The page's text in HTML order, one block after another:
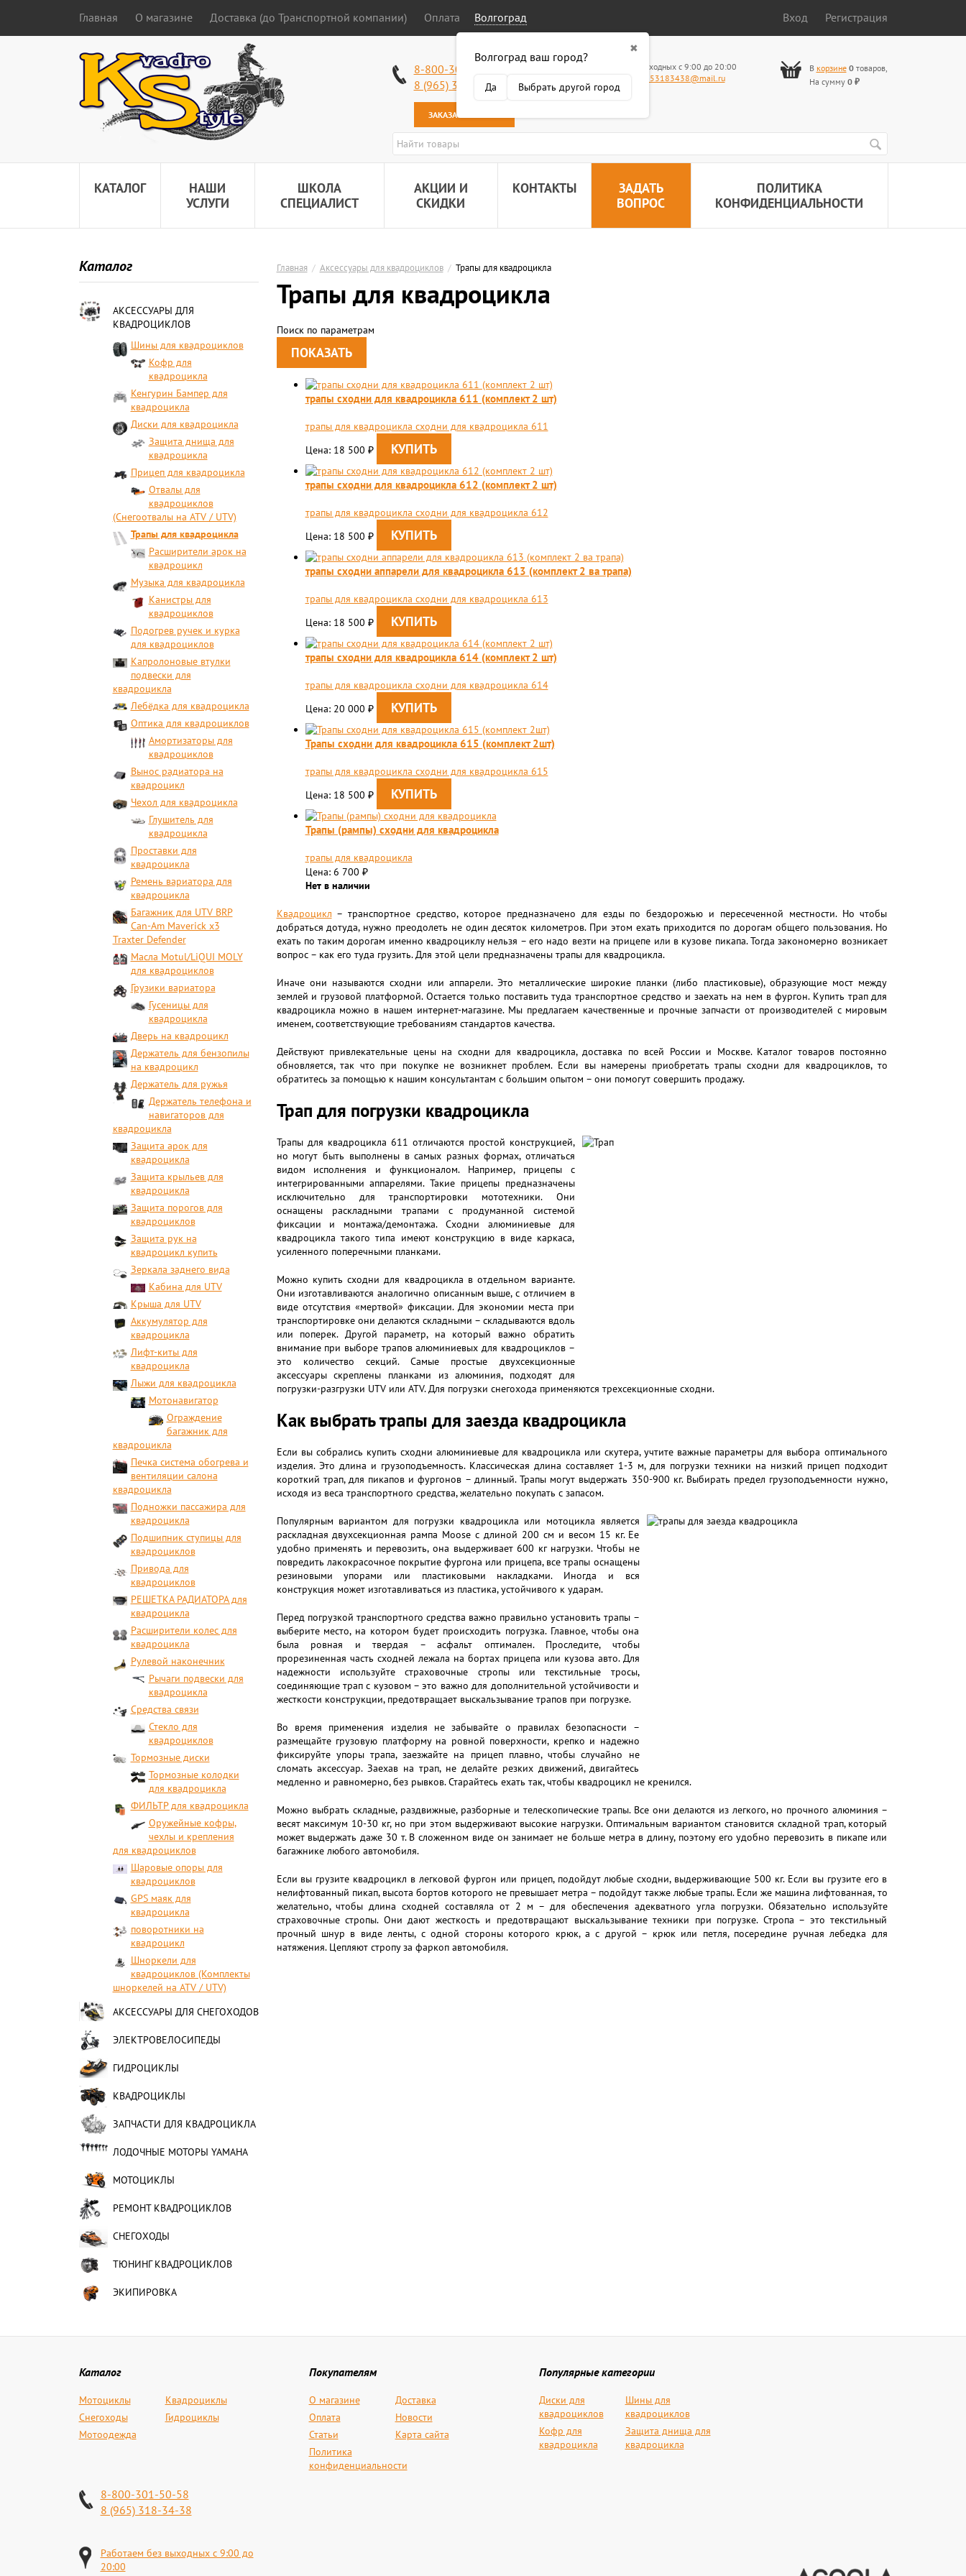
Главная О магазине Доставка (до Транспортной компании) Оплата Волгоград
✖
Волгоград ваш город?
Да Выбрать другой город
Вход Регистрация
8-800-301-50-58
8 (965) 318-34-38
ЗАКАЗАТЬ ЗВОНОК
Работаем без выходных с 9:00 до 20:00
89653183438@mail.ru
В корзине 0товаров,
На сумму 0 ₽
КАТАЛОГ
НАШИ
УСЛУГИ
ШКОЛА
СПЕЦИАЛИСТ
АКЦИИ И
СКИДКИ
КОНТАКТЫ
ЗАДАТЬ
ВОПРОС
ПОЛИТИКА
КОНФИДЕНЦИАЛЬНОСТИ
Каталог
АКСЕССУАРЫ ДЛЯ
КВАДРОЦИКЛОВ
Шины для квадроциклов
Кофр для
квадроцикла
Кенгурин Бампер для
квадроцикла
Диски для квадроцикла
Защита днища для
квадроцикла
Прицеп для квадроцикла
Отвалы для
квадроциклов
(Снегоотвалы на ATV / UTV)
Трапы для квадроцикла
Расширители арок на
квадроцикл
Музыка для квадроцикла
Канистры для
квадроциклов
Подогрев ручек и курка
для квадроциклов
Капролоновые втулки
подвески для
квадроцикла
Лебёдка для квадроцикла
Оптика для квадроциклов
Амортизаторы для
квадроциклов
Вынос радиатора на
квадроцикл
Чехол для квадроцикла
Глушитель для
квадроцикла
Проставки для
квадроцикла
Ремень вариатора для
квадроцикла
Багажник для UTV BRP
Can-Am Maverick x3
Traxter Defender
Масла Motul/LiQUI MOLY
для квадроциклов
Грузики вариатора
Гусеницы для
квадроцикла
Дверь на квадроцикл
Держатель для бензопилы
на квадроцикл
Держатель для ружья
Держатель телефона и
навигаторов для
квадроцикла
Защита арок для
квадроцикла
Защита крыльев для
квадроцикла
Защита порогов для
квадроциклов
Защита рук на
квадроцикл купить
Зеркала заднего вида
Кабина для UTV
Крыша для UTV
Аккумулятор для
квадроцикла
Лифт-киты для
квадроцикла
Лыжи для квадроцикла
Мотонавигатор
Ограждение
багажник для
квадроцикла
Печка система обогрева и
вентиляции салона
квадроцикла
Подножки пассажира для
квадроцикла
Подшипник ступицы для
квадроциклов
Привода для
квадроциклов
РЕШЕТКА РАДИАТОРА для
квадроцикла
Расширители колес для
квадроцикла
Рулевой наконечник
Рычаги подвески для
квадроцикла
Средства связи
Стекло для
квадроциклов
Тормозные диски
Тормозные колодки
для квадроцикла
ФИЛЬТР для квадроцикла
Оружейные кофры,
чехлы и крепления
для квадроциклов
Шаровые опоры для
квадроциклов
GPS маяк для
квадроцикла
поворотники на
квадроцикл
Шноркели для
квадроциклов (Комплекты
шноркелей на ATV / UTV)
АКСЕССУАРЫ ДЛЯ СНЕГОХОДОВ
ЭЛЕКТРОВЕЛОСИПЕДЫ
ГИДРОЦИКЛЫ
КВАДРОЦИКЛЫ
ЗАПЧАСТИ ДЛЯ КВАДРОЦИКЛА
ЛОДОЧНЫЕ МОТОРЫ YAMAHA
МОТОЦИКЛЫ
РЕМОНТ КВАДРОЦИКЛОВ
СНЕГОХОДЫ
ТЮНИНГ КВАДРОЦИКЛОВ
ЭКИПИРОВКА
Главная / Аксессуары для квадроциклов / Трапы для квадроцикла
Трапы для квадроцикла
Поиск по параметрам
трапы сходни для квадроцикла 611 (комплект 2 шт)
трапы для квадроцикла сходни для квадроцикла 611
Цена: 18 500 ₽
трапы сходни для квадроцикла 612 (комплект 2 шт)
трапы для квадроцикла сходни для квадроцикла 612
Цена: 18 500 ₽
трапы сходни аппарели для квадроцикла 613 (комплект 2 ва трапа)
трапы для квадроцикла сходни для квадроцикла 613
Цена: 18 500 ₽
трапы сходни для квадроцикла 614 (комплект 2 шт)
трапы для квадроцикла сходни для квадроцикла 614
Цена: 20 000 ₽
Трапы сходни для квадроцикла 615 (комплект 2шт)
трапы для квадроцикла сходни для квадроцикла 615
Цена: 18 500 ₽
Трапы (рампы) сходни для квадроцикла
трапы для квадроцикла
Цена: 6 700 ₽
Нет в наличии
Квадроцикл – транспортное средство, которое предназначено для езды по бездорожью и пересеченной местности. Но чтобы
добраться дотуда, нужно преодолеть не один десяток километров. При этом ехать приходится по дорогам общего пользования. Но
ехать по таким дорогам именно квадроциклу нельзя – его надо везти на прицепе или в кузове пикапа. Тогда закономерно возникает
вопрос – как его туда грузить. Для этой цели предназначены трапы для квадроцикла.
Иначе они называются сходни или аппарели. Это металлические широкие планки (либо пластиковые), образующие мост между
землей и грузовой платформой. Остается только поставить туда транспортное средство и заехать на нем в фургон. Купить трап для
квадроцикла можно в нашем интернет-магазине. Мы предлагаем качественные и прочные запчасти от производителей с мировым
именем, соответствующие требованиям стандартов качества.
Действуют привлекательные цены на сходни для квадроцикла, доставка по всей России и Москве. Каталог товаров постоянно
обновляется, так что при покупке не возникнет проблем. Если вы намерены приобретать трапы сходни для квадроциклов, то
обратитесь за помощью к нашим консультантам с большим опытом – они помогут совершить продажу.
Трап для погрузки квадроцикла
Трапы для квадроцикла 611 отличаются простой конструкцией,
но могут быть выполнены в самых разных формах, отличаться
видом исполнения и функционалом. Например, прицепы с
интегрированными аппарелями. Такие прицепы предназначены
исключительно для транспортировки мототехники. Они
оснащены раскладными трапами с продуманной системой
фиксации и монтажа/демонтажа. Сходни алюминиевые для
квадроцикла такого типа имеют конструкцию в виде каркаса,
усиленного поперечными планками.
Можно купить сходни для квадроцикла в отдельном варианте.
Они изготавливаются аналогично описанным выше, с отличием в
виде отсутствия «мертвой» фиксации. Для экономии места при
транспортировке они делаются складными – складываются вдоль
или поперек. Другой параметр, на который важно обратить
внимание при выборе трапов алюминиевых для квадроциклов –
это количество секций. Самые простые двухсекционные
аксессуары скреплены планками из алюминия, подходят для
погрузки-разгрузки UTV или ATV. Для погрузки снегохода применяются трехсекционные сходни.
Как выбрать трапы для заезда квадроцикла
Если вы собрались купить сходни алюминиевые для квадроцикла или скутера, учтите важные параметры для выбора оптимального
изделия. Это длина и грузоподъемность. Классическая длина составляет 1-3 м, для погрузки техники на низкий прицеп подходит
короткий трап, для пикапов и фургонов – длинный. Трапы могут выдержать 350-900 кг. Выбирать предел грузоподъемности нужно,
исходя из веса транспортного средства, желательно покупать с запасом.
Популярным вариантом для погрузки квадроцикла или мотоцикла является
раскладная двухсекционная рампа Moose с длиной 200 см и весом 15 кг. Ее
удобно применять и перевозить, она выдерживает 600 кг нагрузки. Чтобы не
повредить лакокрасочное покрытие фургона или прицепа, все трапы оснащены
резиновыми упорами или пластиковыми накладками. Иногда и вся
конструкция может изготавливаться из пластика, устойчивого к ударам.
Перед погрузкой транспортного средства важно правильно установить трапы –
выберите место, на котором будет происходить погрузка. Главное, чтобы она
была ровная и твердая – асфальт оптимален. Проследите, чтобы
прорезиненная часть сходней лежала на бортах прицепа или кузова авто. Для
надежности используйте страховочные стропы или текстильные тросы,
соединяющие трап с кузовом – это важно для дополнительной устойчивости и
жесткости конструкции, предотвращает выскальзывание трапов при погрузке.
Во время применения изделия не забывайте о правилах безопасности –
размещайте грузовую платформу на ровной поверхности, крепко и надежно
фиксируйте упоры трапа, заезжайте на прицеп плавно, чтобы случайно не
сломать аксессуар. Заехав на трап, не делайте резких движений, двигайтесь
медленно и равномерно, без рывков. Старайтесь ехать так, чтобы квадроцикл не кренился.
Можно выбрать складные, раздвижные, разборные и телескопические трапы. Все они делаются из легкого, но прочного алюминия –
весят максимум 10-30 кг, но при этом выдерживают высокие нагрузки. Оптимальным вариантом становится складной трап, который
может выдержать даже 30 т. В сложенном виде он занимает не больше метра в длину, поэтому его удобно перевозить в пикапе или
багажнике любого автомобиля.
Если вы грузите квадроцикл в легковой фургон или прицеп, подойдут любые сходни, выдерживающие 500 кг. Если вы грузите его в
нелифтованный пикап, высота бортов которого не превышает метра – подойдут также любые трапы. Если же машина лифтованная, то
желательно, чтобы длина сходней составляла от 2 м – для обеспечения адекватного угла погрузки. Обязательно используйте
страховочные стропы. Они дают жесткость и предотвращают выскальзывание техники при погрузке. Стропа – это текстильный
прочный шнур в виде ленты, с одной стороны которого крюк, а с другой – крюк или петля, посередине ручная лебедка для
натяжения. Цепляют стропу за фаркоп автомобиля.
Каталог
Мотоциклы
Квадроциклы
Снегоходы
Гидроциклы
Мотоодежда
Покупателям
О магазине
Доставка
Оплата
Новости
Статьи
Карта сайта
Политика
конфиденциальности
Популярные категории
Диски для
квадроциклов
Шины для
квадроциклов
Кофр для
квадроцикла
Защита днища для
квадроцикла
8-800-301-50-58
8 (965) 318-34-38
Работаем без выходных с 9:00 до
20:00